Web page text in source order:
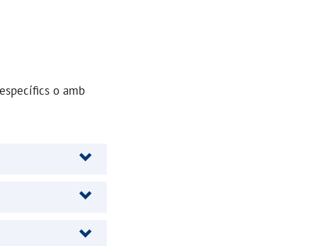
o amb